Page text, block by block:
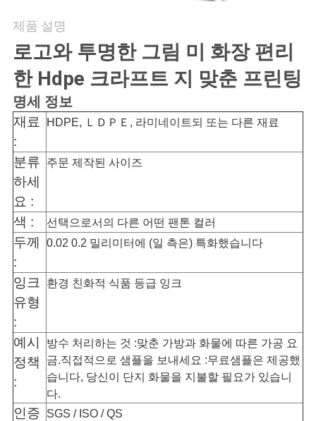
인
용
문
을
요
구
하
세
요
사
이
트
맵
제품 설명
로고와 투명한 그림 미 화장 편리
한 Hdpe 크라프트 지 맞춘 프린팅
명세 정보
재료
:
HDPE, ＬＤＰＥ, 라미네이트되 또는 다른 재료
분류
하세
요 :
주문 제작된 사이즈
색 : 선택으로서의 다른 어떤 팬톤 컬러
두께
:
0.02 0.2 밀리미터에 (일 측은) 특화했습니다
잉크
유형
:
환경 친화적 식품 등급 잉크
예시
정책
:
방수 처리하는 것 :맞춘 가방과 화물에 따른 가공 요
금.직접적으로 샘플을 보내세요 :무료샘플은 제공했
습니다, 당신이 단지 화물을 지불할 필요가 있습니
다.
인증
SGS / ISO / QS